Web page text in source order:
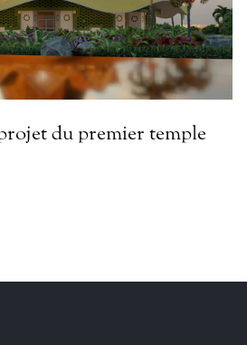
du premier temple